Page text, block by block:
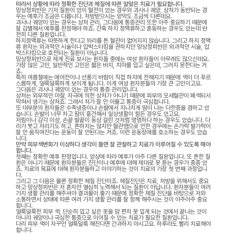
따라서 상황에 따라 정확한 진단과 체질에 따른 알맞은 치료가 필요합니다.
망상청피반은 기저 질환이 있이 혈전이 있는 경우와 괴사나 궤양, 상처가 동반되는 경
우는 예후가 조금은 다릅니다. 처방받으시는 양약도 조금씩 다른데요.
괴사나 궤양이 있는 경우는 상처 관리, 그다음에 통증관리 또한 아주 중요하기 때문에
잘 감별해서 예후를 판정해야 하죠. 간혹 하지 정맥류하고 혼동하는 경우도 있는데 완
전히 다른 질환입니다.
하지정맥류는 따뜻하게 한다고 꽈리를 튼 혈관이 없어지지 않습니다. 그리고 하지 정맥
류 환자는 외과적인 시술이나 압박스타킹을 권하지만 망상청피반은 외과적인 시술, 압
박스타킹으로 호전되는 질환이 아닙니다.
망상청피반으로 제게 진료 보시는 환자들 중에는 여성 환자들이 아무래도 많으신데요.
가장 많은 고민, 일반적인 고민은 짧은 바지, 치마를 입고 싶은데, 그러지 못한다는 거
죠.
특히 여름철에는 에어컨이나 선풍기 바람이 직접 하지에 전해지기 때문에 색이 더 푸르
스름하게, 얼룩덜룩하게 보이게 됩니다. 이게 여성 환자분들의 가장 큰 고민이고요.
그다음은 괴사나 궤양이 있는 경우의 통증 관리입니다.
상처는 외부적인 마찰, 자극에 의한 상처가 아니기 때문에 피부의 모세혈관이 폐색되서
막혀서 생기는 상처죠. 그래서 처가 잘 안 아물고 통증이 극심합니다.
또 대부분의 환자들은 수족냉증이나 손발에서 지나치게 땀이 나는 다한증을 겸하고 있
습니다. 손발이 너무 차고 땀이 흥건해서 일상생활이 힘든 경우도 있고요.
저림이나 감각 이상, 손끝 발끝이 동상 걸린 것처럼 멍멍하다 하는 경우도 있습니다. 다
리가 붓고 저리기도 하고, 흔하지는 않지만 혈관염으로 인한 경우에는 손가락 발가락이
잘 안 움직여진다는 운동이 잘 안된다는 거죠. 이런 운동장애를 호소하는 경우도 있습
니다.
만약 피부색변화가 이상하다 생각이 들면 잘 관찰하고 치료가 이루어질 수 있도록 해야
합니다.
첫째는 정확한 예후 판정입니다. 양상에 따라 예후가 아주 다른 질환입니다. 또 흔한 질
환은 아니기 때문에 환자분들은 진단이나 예후에 대해 제대로 못 듣는 경우가 종종 있
죠. 치료의 목표에 대해 환자분들하고 이야기하는 것이 치료의 가장 첫 번째 과정입니
다.
그리고 그 다음은 물론 정확한 체질 진단이죠. 체질진단은 치료, 처방을 위해서도 중요
하고 망상청피반은 저 혼자만 열심히 노력해서 되는 질환이 아닙니다. 환자분들이 여러
가지 생활 관리를 해주셔야 결과물이 좋기 때문에 정확한 체질 진단을 바탕으로 저와
소통하면서 상태에 따른 여러 가지 생활 관리를 잘 함께 해주시는 것이 아주아주 중요
합니다.
얼룩덜룩한 피부 색, 단순히 입고 싶은 옷을 맘 편히 못 입게 되는 것에서 끝나는 것이
아니라 궤양이나 극심한 통증으로 이어질 수 있는 치료가 필요한 질환입니다.
다리 피부 색이 자꾸만 얼룩덜룩 해진다면 간과하지 마시고요. 하루라도 빨리 치료해야
합니다.